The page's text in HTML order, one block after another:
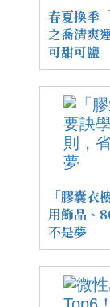
春夏換季
之喬清爽
可甜可鹽
「膠囊
用飾品、
不是夢